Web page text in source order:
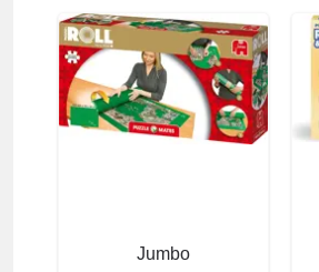
Jumbo